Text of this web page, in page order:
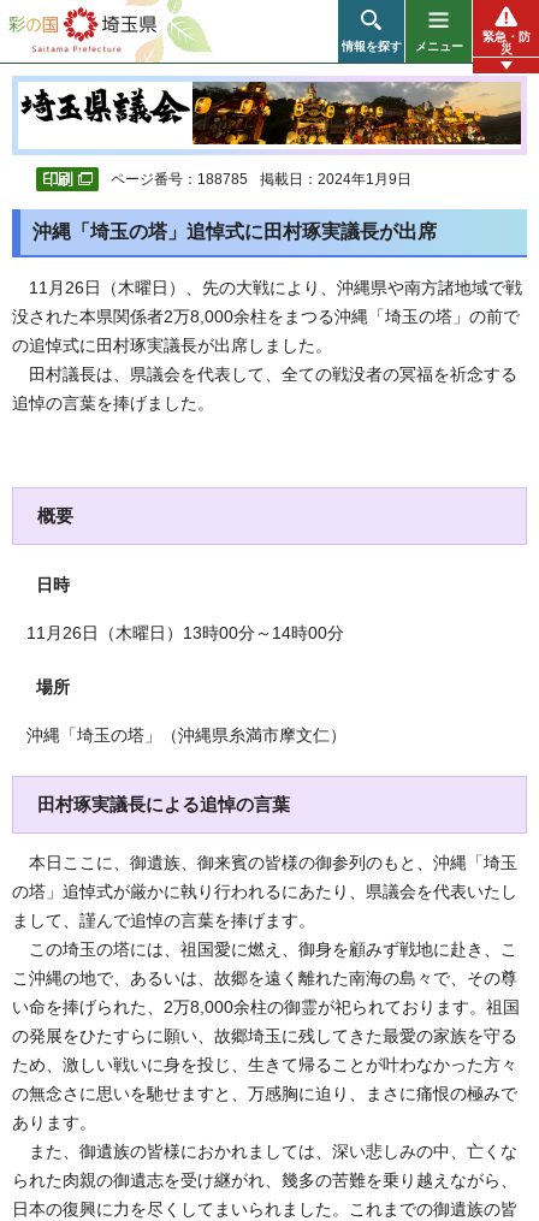
彩の国 埼玉県
情報を探す メニュー
緊急・防
災
ページ番号：188785 掲載日：2024年1月9日
沖縄「埼玉の塔」追悼式に田村琢実議長が出席
11月26日（木曜日）、先の大戦により、沖縄県や南方諸地域で戦
没された本県関係者2万8,000余柱をまつる沖縄「埼玉の塔」の前で
の追悼式に田村琢実議長が出席しました。
田村議長は、県議会を代表して、全ての戦没者の冥福を祈念する
追悼の言葉を捧げました。
概要
日時
11月26日（木曜日）13時00分～14時00分
場所
沖縄「埼玉の塔」（沖縄県糸満市摩文仁）
田村琢実議長による追悼の言葉
本日ここに、御遺族、御来賓の皆様の御参列のもと、沖縄「埼玉
の塔」追悼式が厳かに執り行われるにあたり、県議会を代表いたし
まして、謹んで追悼の言葉を捧げます。
この埼玉の塔には、祖国愛に燃え、御身を顧みず戦地に赴き、こ
こ沖縄の地で、あるいは、故郷を遠く離れた南海の島々で、その尊
い命を捧げられた、2万8,000余柱の御霊が祀られております。祖国
の発展をひたすらに願い、故郷埼玉に残してきた最愛の家族を守る
ため、激しい戦いに身を投じ、生きて帰ることが叶わなかった方々
の無念さに思いを馳せますと、万感胸に迫り、まさに痛恨の極みで
あります。
また、御遺族の皆様におかれましては、深い悲しみの中、亡くな
られた肉親の御遺志を受け継がれ、幾多の苦難を乗り越えながら、
日本の復興に力を尽くしてまいられました。これまでの御遺族の皆